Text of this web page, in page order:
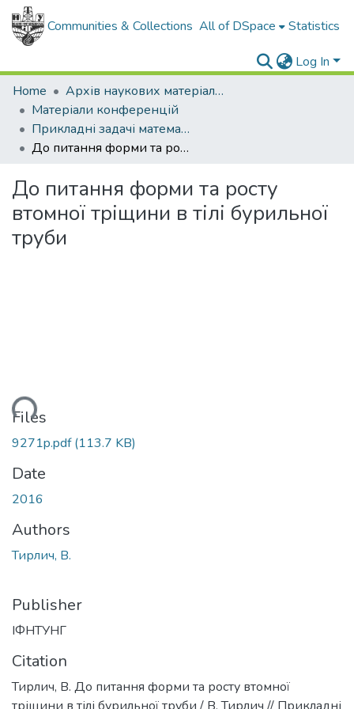
Communities & Collections All of DSpace Statistics
Log In
Home
Архів наукових матеріалів
Матеріали конференцій
Прикладні задачі математики
До питання форми та росту втомної тріщини в тілі бурильної труби
До питання форми та росту
втомної тріщини в тілі бурильної
труби
Files
9271p.pdf(113.7 KB)
Date
2016
Authors
Тирлич, В.
Publisher
ІФНТУНГ
Citation
Тирлич, В. До питання форми та росту втомної